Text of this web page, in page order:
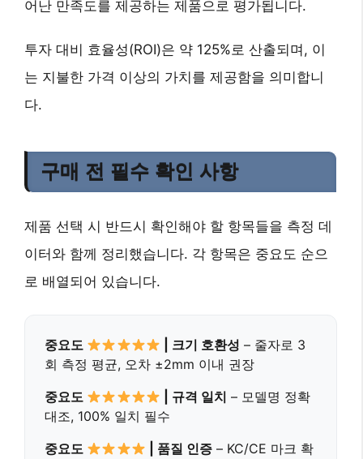
어난 만족도를 제공하는 제품으로 평가됩니다.
투자 대비 효율성(ROI)은 약 125%로 산출되며, 이
는 지불한 가격 이상의 가치를 제공함을 의미합니
다.
구매 전 필수 확인 사항
제품 선택 시 반드시 확인해야 할 항목들을 측정 데
이터와 함께 정리했습니다. 각 항목은 중요도 순으
로 배열되어 있습니다.
중요도 | 크기 호환성 – 줄자로 3
회 측정 평균, 오차 ±2mm 이내 권장
중요도
| 규격 일치 – 모델명 정확
대조, 100% 일치 필수
중요도
| 품질 인증– KC/CE 마크 확